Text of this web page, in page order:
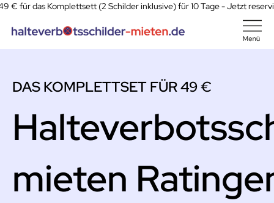
€ für das Komplettsett (2 Schilder inklusive) für 10 Tage - Jetzt
DAS KOMPLETTSET FÜR 49 €
mieten